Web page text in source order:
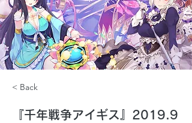
< Back
『千年戦争アイギス』2019.9